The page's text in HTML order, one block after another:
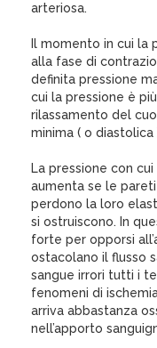
arteriosa.
Il momento in cui la
alla fase di
definita pressione
cui la pressione è
rilassamento del
minima ( o diastolica
La pressione con
aumenta se le
perdono la loro
si ostruiscono. In
forte per opporsi
ostacolano il flusso
sangue irrori tutti i
fenomeni di
arriva abbastanza
nell’apporto